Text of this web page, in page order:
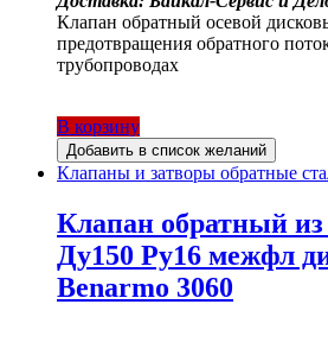
Клапан обратный осевой
предотвращения обратного
трубопроводах
В корзину
Добавить в список желаний
Клапаны и затворы обратные
Клапан обратный из
Ду150 Ру16 межфл
Benarmo 3060